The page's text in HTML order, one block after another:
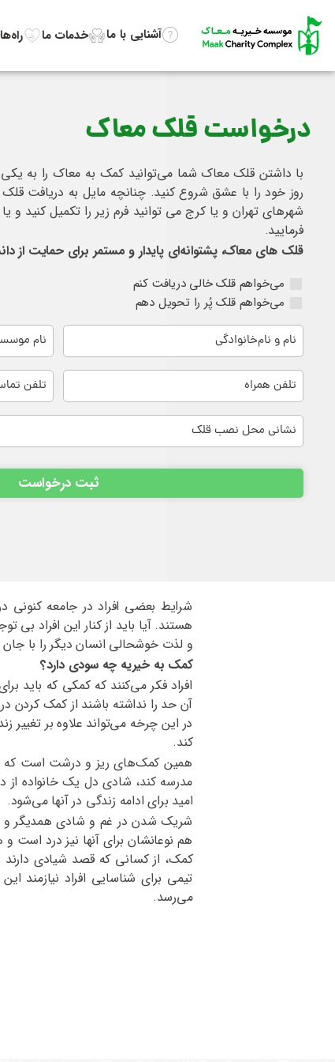
آشنایی با ما خدمات ما
درخواست قلک معاک
با داشتن قلک معاک شما می‌توانید کمک به معاک را به یکی
روز خود را با عشق شروع کنید. چنانچه مایل به دریافت
فرمایید.
قلک های معاک، پشتوانه‌ای پایدار و مستمر برای حمایت از
می‌خواهم قلک خالی دریافت کنم
می‌خواهم قلک پُر را تحویل دهم
شرایط بعضی افراد در جامعه
هستند. آیا باید از کنار این افراد
و لذت خوشحالی انسان دیگر را با
کمک به خیریه چه سودی دارد؟
افراد فکر می‌کنند که کمکی که باید
آن حد را نداشته باشند از کمک کردن
در این چرخه می‌تواند علاوه بر تغییر
کند.
همین کمک‌های ریز و درشت است که در
مدرسه کند، شادی دل یک خانواده از
امید برای ادامه زندگی در آنها می‌شود.
شریک شدن در غم و شادی همدیگر و
هم نوعانشان برای آنها نیز درد
کمک، از کسانی که قصد شیادی
تیمی‌ برای شناسایی افراد نیازمند
می‌رسد.